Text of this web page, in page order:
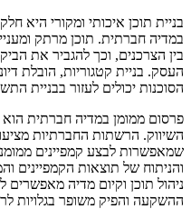
בניית תוכן איכותי ומקורי היא
במדיה חברתית. תוכן מרתק
בין הצרכנים, וכך להגביר את
העסק. בניית קטגוריות, הובלת
הסוכנות יכולים לעזור בבניית
פרסום ממומן במדיה חברתית
השיווק. הרשתות החברתיות
שמאפשרות לבצע קמפיינים
והניתוח של תוצאות הקמפיינים
ניהול תוכן וקיום מדיה
ההשקעה והפיק משופר בגלויות